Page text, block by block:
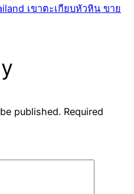
เขาตะเกียบหัวหิน ขาย
published. Required